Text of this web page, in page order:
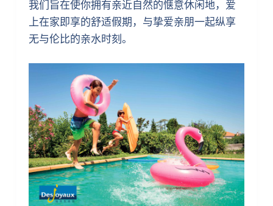
我们旨在使你拥有亲近自然的惬意休闲地，爱
上在家即享的舒适假期，与挚爱亲朋一起纵享
无与伦比的亲水时刻。